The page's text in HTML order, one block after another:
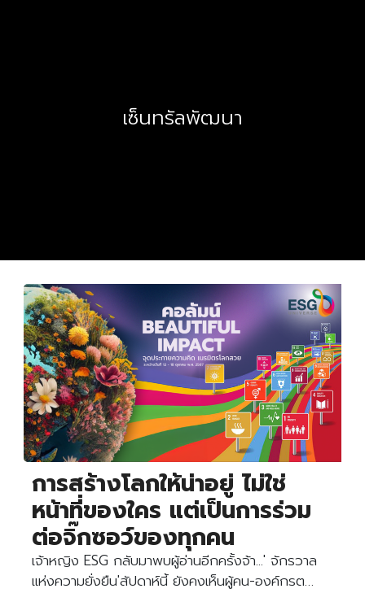
เซ็นทรัลพัฒนา
การสร้างโลกให้น่าอยู่ ไม่ใช่
หน้าที่ของใคร แต่เป็นการร่วม
ต่อจิ๊กซอว์ของทุกคน
เจ้าหญิง ESG กลับมาพบผู้อ่านอีกครั้งจ้า...' จักรวาล
แห่งความยั่งยืน'สัปดาห์นี้ ยังคงเห็นผู้คน-องค์กรต…